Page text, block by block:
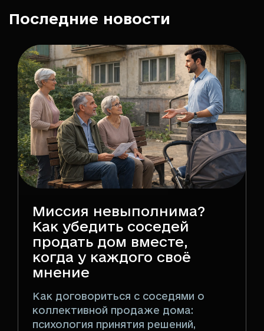
Последние новости
Миссия невыполнима?
Как убедить соседей
продать дом вместе,
когда у каждого своё
мнение
Как договориться с соседями о
коллективной продаже дома:
психология принятия решений,